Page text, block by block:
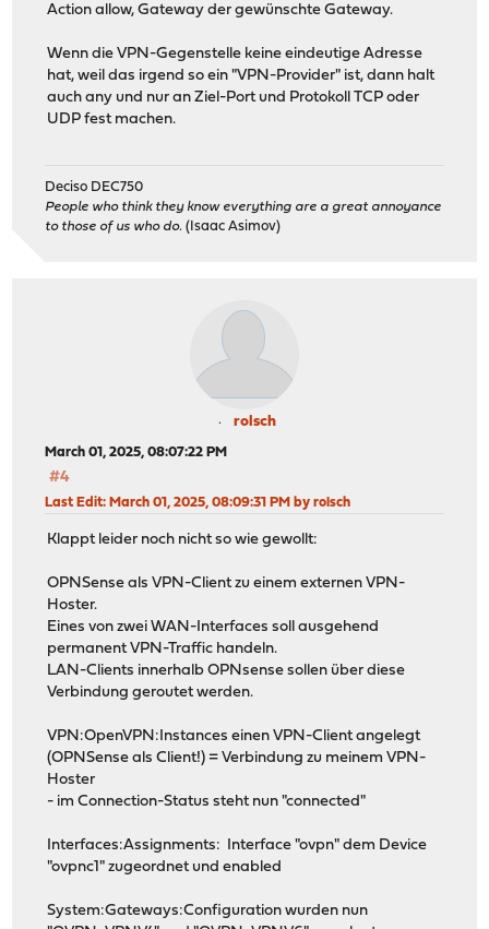
Action allow, Gateway der gewünschte Gateway.
Wenn die VPN-Gegenstelle keine eindeutige Adresse
hat, weil das irgend so ein "VPN-Provider" ist, dann halt
auch any und nur an Ziel-Port und Protokoll TCP oder
UDP fest machen.
Deciso DEC750
People who think they know everything are a great annoyance
to those of us who do. (Isaac Asimov)
rolsch
March 01, 2025, 08:07:22 PM
#4
Last Edit: March 01, 2025, 08:09:31 PM by rolsch
Klappt leider noch nicht so wie gewollt:
OPNSense als VPN-Client zu einem externen VPN-
Hoster.
Eines von zwei WAN-Interfaces soll ausgehend
permanent VPN-Traffic handeln.
LAN-Clients innerhalb OPNsense sollen über diese
Verbindung geroutet werden.
VPN:OpenVPN:Instances einen VPN-Client angelegt
(OPNSense als Client!) = Verbindung zu meinem VPN-
Hoster
- im Connection-Status steht nun "connected"
Interfaces:Assignments: Interface "ovpn" dem Device
"ovpnc1" zugeordnet und enabled
System:Gateways:Configuration wurden nun